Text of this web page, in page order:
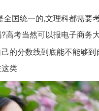
国统一的,文理科都需要
高考当然可以报电子商
的分数线到底能不能够
类